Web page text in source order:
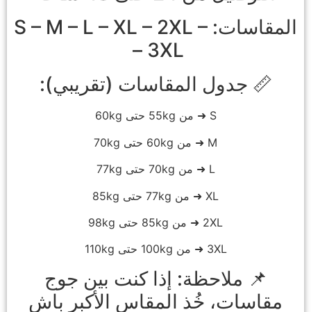
المقاسات: S – M – L – XL – 2XL –
3XL –
📏 جدول المقاسات (تقريبي):
S ➜ من 55kg حتى 60kg
M ➜ من 60kg حتى 70kg
L ➜ من 70kg حتى 77kg
XL ➜ من 77kg حتى 85kg
2XL ➜ من 85kg حتى 98kg
3XL ➜ من 100kg حتى 110kg
📌 ملاحظة: إذا كنت بين جوج
مقاسات، خُذ المقاس الأكبر باش